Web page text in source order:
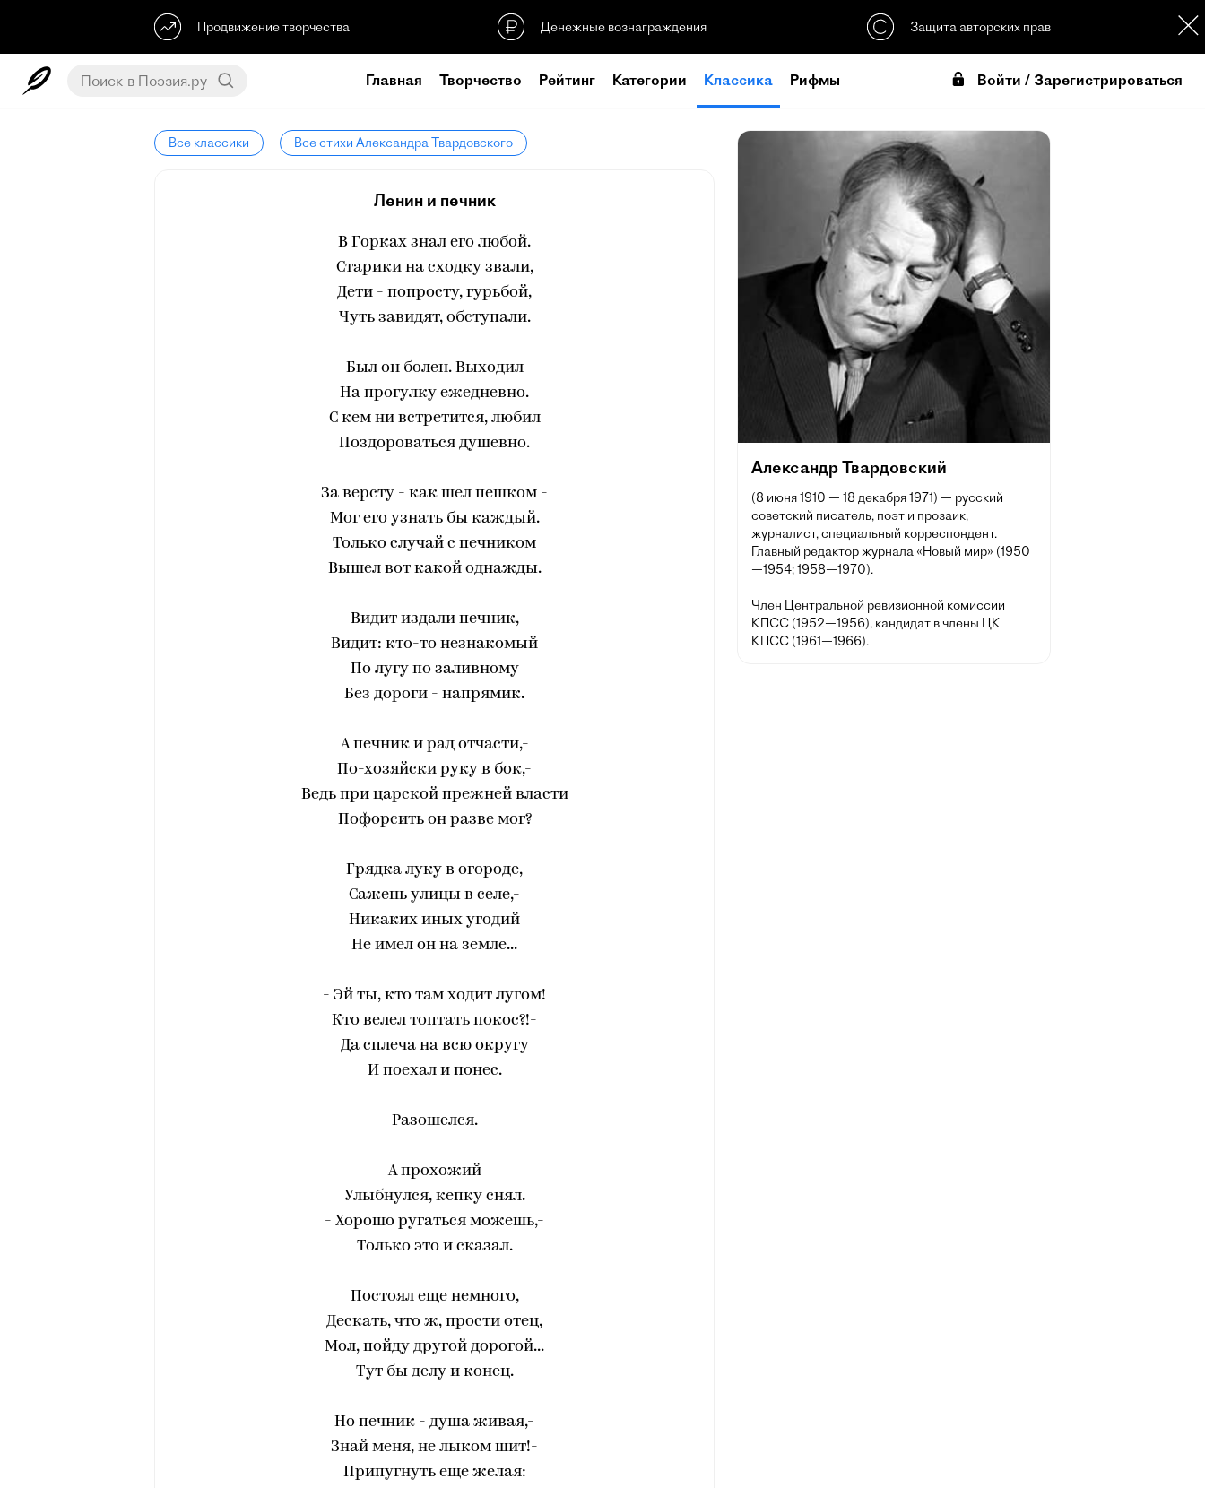
Продвижение творчества Денежные вознаграждения Защита авторских прав
Главная Творчество Рейтинг Категории Классика Рифмы Войти / Зарегистрироваться
Все классики Все стихи Александра Твардовского
Ленин и печник
В Горках знал его любой.
Старики на сходку звали,
Дети - попросту, гурьбой,
Чуть завидят, обступали.
Был он болен. Выходил
На прогулку ежедневно.
С кем ни встретится, любил
Поздороваться душевно.
За версту - как шел пешком -
Мог его узнать бы каждый.
Только случай с печником
Вышел вот какой однажды.
Видит издали печник,
Видит: кто-то незнакомый
По лугу по заливному
Без дороги - напрямик.
А печник и рад отчасти,-
По-хозяйски руку в бок,-
Ведь при царской прежней власти
Пофорсить он разве мог?
Грядка луку в огороде,
Сажень улицы в селе,-
Никаких иных угодий
Не имел он на земле...
- Эй ты, кто там ходит лугом!
Кто велел топтать покос?!-
Да сплеча на всю округу
И поехал и понес.
Разошелся.
А прохожий
Улыбнулся, кепку снял.
- Хорошо ругаться можешь,-
Только это и сказал.
Постоял еще немного,
Дескать, что ж, прости отец,
Мол, пойду другой дорогой...
Тут бы делу и конец.
Но печник - душа живая,-
Знай меня, не лыком шит!-
Припугнуть еще желая:
Александр Твардовский
(8 июня 1910 — 18 декабря 1971) — русский
советский писатель, поэт и прозаик,
журналист, специальный корреспондент.
Главный редактор журнала «Новый мир» (1950
—1954; 1958—1970).
Член Центральной ревизионной комиссии
КПСС (1952—1956), кандидат в члены ЦК
КПСС (1961—1966).